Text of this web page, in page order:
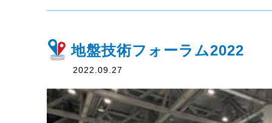
地盤技術フォーラム2022
2022.09.27